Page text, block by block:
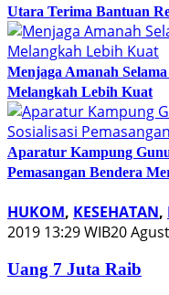
Utara Terima Bantuan
Menjaga Amanah
Melangkah Lebih Kuat
Aparatur Kampung
Pemasangan Bendera
HUKOM, KESEHATAN,
2019 13:29 WIB20
Uang 7 Juta Raib